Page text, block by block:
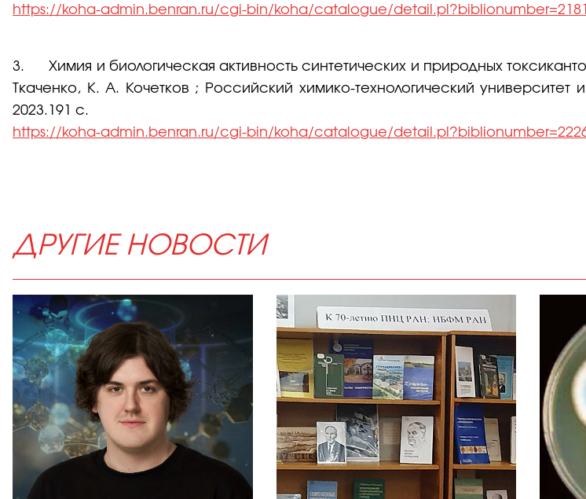
https://koha-admin.benran.ru/cgi-bin/koha/catalogue/
3. Химия и биологическая активность синтетических и природных
Ткаченко, К. А. Кочетков ; Российский химико-технологический
2023.191 с.
https://koha-admin.benran.ru/cgi-bin/koha/catalogue/
ДРУГИЕ НОВОСТИ